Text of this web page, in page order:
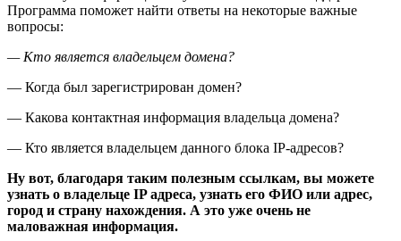
Программа поможет найти ответы на некоторые важные
вопросы:
— Кто является владельцем домена?
— Когда был зарегистрирован домен?
— Какова контактная информация владельца домена?
— Кто является владельцем данного блока IP-адресов?
Ну вот, благодаря таким полезным ссылкам, вы можете
узнать о владельце IP адреса, узнать его ФИО или адрес,
город и страну нахождения. А это уже очень не
маловажная информация.